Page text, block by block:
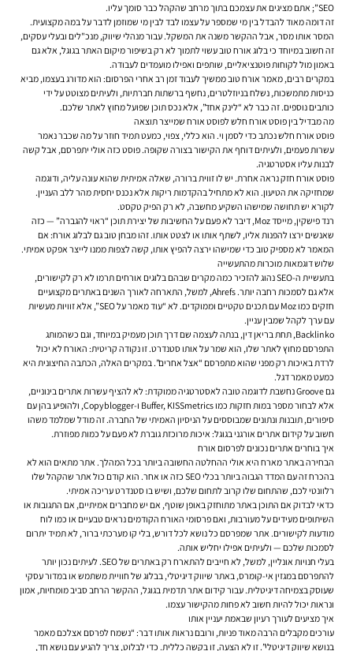
SEO”; אתם מציגים את עצמכם בתוך מרחב שהקהל כבר סומך עליו.
זה דומה מאוד להבדל בין מי שמספר על עצמו לבד לבין מי שמוזמן לדבר על במה מקצועית.
המסר אותו מסר, אבל ההקשר משנה את המשקל. עבור מנהלי שיווק, מנכ"לים ובעלי עסקים,
זה חשוב במיוחד כי בלוג אורח טוב עשוי לתמוך לא רק בשיפור מיקום האתר בגוגל, אלא גם
באמון מול לקוחות פוטנציאליים, שותפים ואפילו מועמדים לעבודה.
במקרים רבים, מאמר אורח טוב ממשיך לעבוד זמן רב אחרי הפרסום: הוא מדורג בעצמו, מביא
כניסות מתמשכות, נשלח בניוזלטרים, נחשף ברשתות חברתיות, ולעיתים מצוטט על ידי
כותבים נוספים. זה כבר לא “לינק אחד”, אלא נכס תוכן שפועל מחוץ לאתר שלכם.
מה מבדיל בין פוסט אורח חלש לפוסט אורח שמייצר תוצאה
פוסט אורח חלש נכתב כדי לסמן וי. הוא כללי, צפוי, כמעט תמיד חוזר על מה שכבר נאמר
עשרות פעמים, ולעיתים דוחף את הקישור בצורה שקופה. פוסט כזה אולי יתפרסם, אבל קשה
לבנות עליו אסטרטגיה.
פוסט אורח חזק נראה אחרת. יש לו זווית ברורה, שאלה אמיתית שהוא עונה עליה, ודוגמה
שמחזיקה את הטיעון. הוא לא מתחיל בהקדמות ריקות אלא נכנס יחסית מהר ללב העניין.
לקורא יש תחושה שמישהו השקיע מחשבה, לא רק הפיק טקסט.
רנד פישקין, מייסד Moz, דיבר לא פעם על החשיבות של יצירת תוכן “ראוי להגברה” — כזה
שאנשים ירצו להפנות אליו, לשתף אותו או לצטט אותו. זהו מבחן טוב גם לבלוג אורח: אם
המאמר לא מספיק טוב כדי שמישהו ירצה להפיץ אותו, קשה לצפות ממנו לייצר אפקט אמיתי.
שלוש דוגמאות מוכרות מהתעשייה
בתעשיית ה-SEO נהוג להזכיר כמה מקרים שבהם בלוגים אורחים תרמו לא רק לקישורים,
אלא גם לסמכות רחבה יותר. Ahrefs, למשל, התארחה לאורך השנים באתרים מקצועיים
חזקים כמו Moz עם תכנים טקטיים וממוקדים. לא “עוד מאמר על SEO”, אלא זוויות מעשיות
עם ערך לקהל שמבין עניין.
Backlinko, תחת בריאן דין, בנתה לעצמה שם דרך תוכן מעמיק במיוחד, וגם כשהמותג
התפרסם מחוץ לאתר שלו, הוא שמר על אותו סטנדרט. זו נקודה קריטית: האורח לא יכול
לרדת באיכות רק מפני שהוא מתפרסם “אצל אחרים”. במקרים האלה, הכתבה החיצונית היא
כמעט מאמר דגל.
גם Groove נחשבת לדוגמה טובה לאסטרטגיה ממוקדת: לא להציף עשרות אתרים בינוניים,
אלא לבחור מספר במות חזקות כמו Buffer, KISSmetrics ו-Copyblogger, ולהופיע בהן עם
סיפורים, תובנות ונתונים שמבוססים על הניסיון האמיתי של החברה. זה מודל שמלמד משהו
חשוב על קידום אתרים אורגני בגוגל: איכות מרוכזת גוברת לא פעם על כמות מפוזרת.
איך בוחרים אתרים נכונים לפרסום אורח
הבחירה באתר מארח היא אולי ההחלטה החשובה ביותר בכל המהלך. אתר מתאים הוא לא
בהכרח זה עם המדד הגבוה ביותר בכלי SEO כזה או אחר. הוא קודם כול אתר שהקהל שלו
רלוונטי לכם, שהתחום שלו קרוב לתחום שלכם, ושיש בו סטנדרט עריכה אמיתי.
כדאי לבדוק אם התוכן באתר מתוחזק באופן שוטף, אם יש מחברים אמיתיים, אם התגובות או
השיתופים מעידים על מעורבות, ואם פרסומי האורח הקודמים נראים טבעיים או כמו לוח
מודעות לקישורים. אתר שמפרסם כל נושא לכל דורש, בלי קו מערכתי ברור, לא תמיד יתרום
לסמכות שלכם — ולעיתים אפילו יחליש אותה.
בעלי חנויות אונליין, למשל, לא חייבים להתארח רק באתרים של SEO. לעיתים נכון יותר
להתפרסם במגזין אי-קומרס, באתר שיווק דיגיטלי, בבלוג של חוויית משתמש או במדור עסקי
שעוסק בצמיחה דיגיטלית. עבור קידום אתר תדמית בגוגל, ההקשר הרחב סביב מומחיות, אמון
ונראות יכול להיות חשוב לא פחות מהקישור עצמו.
איך מציעים לעורך רעיון שבאמת יעניין אותו
עורכים מקבלים הרבה מאוד פניות, ורובם נראות אותו דבר: “נשמח לפרסם אצלכם מאמר
בנושא שיווק דיגיטלי”. זו לא הצעה, זו בקשה כללית. כדי לבלוט, צריך להגיע עם נושא חד,